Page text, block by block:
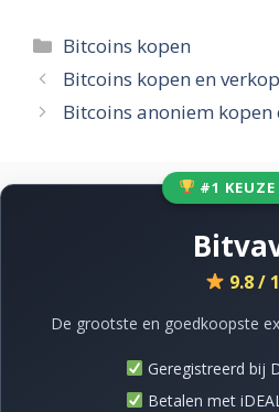
Categorieën
Bitcoins kopen
Bitcoins kopen en
Bitcoins anoniem kopen
#1 KEUZE
9.8 /
De grootste en goedkoopste
Geregistreerd bij
Betalen met iDEAL